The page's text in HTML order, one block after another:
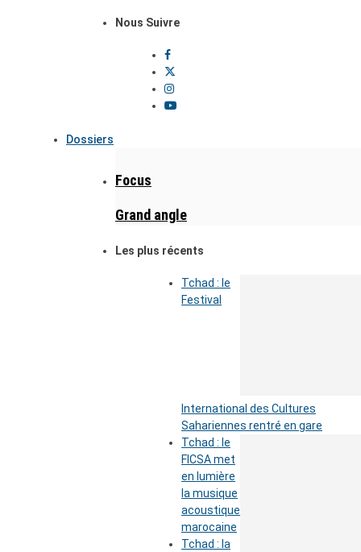
Nous Suivre
Dossiers
Focus
Grand angle
Les plus récents
Tchad : le
Festival
International des Cultures
Sahariennes rentré en gare
Tchad : le
FICSA met
en lumière
la musique
acoustique
marocaine
Tchad : la